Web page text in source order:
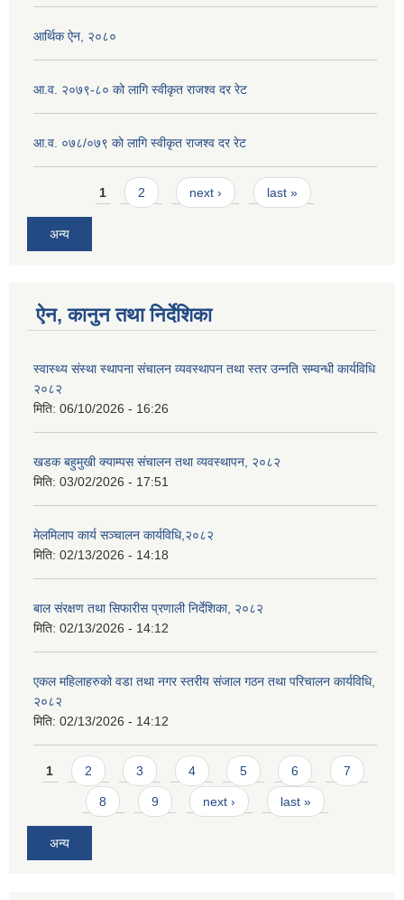
आर्थिक ऐन, २०८०
आ.व. २०७९-८० को लागि स्वीकृत राजश्व दर रेट
आ.व. ०७८/०७९ काे लागि स्वीकृत राजश्व दर रेट
Pages1 2 next › last »
अन्य
ऐन, कानुन तथा निर्देशिका
स्वास्थ्य संस्था स्थापना संचालन व्यवस्थापन तथा स्तर उन्नति सम्वन्धी कार्यविधि
२०८२
मिति: 06/10/2026 - 16:26
खडक बहुमुखी क्याम्पस संचालन तथा व्यवस्थापन, २०८२
मिति: 03/02/2026 - 17:51
मेलमिलाप कार्य सञ्चालन कार्यविधि,२०८२
मिति: 02/13/2026 - 14:18
बाल संरक्षण तथा सिफारीस प्रणाली निर्देशिका, २०८२
मिति: 02/13/2026 - 14:12
एकल महिलाहरुको वडा तथा नगर स्तरीय संजाल गठन तथा परिचालन कार्यविधि,
२०८२
मिति: 02/13/2026 - 14:12
Pages
1 2 3 4 5 6 7
8 9 next › last »
अन्य